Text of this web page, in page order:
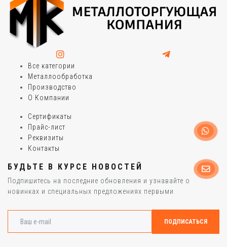
Все категории
Металлообработка
Производство
О Компании
Сертификаты
Прайс-лист
Реквизиты
Контакты
БУДЬТЕ В КУРСЕ НОВОСТЕЙ
Подпишитесь на последние обновления и узнавайте о
новинках и специальных предложениях первыми